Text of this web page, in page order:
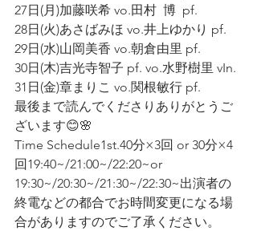
27日(月)加藤咲希 vo.田村  博  pf.
28日(火)あさばみほ vo.井上ゆかり pf.
29日(水)山岡美香 vo.朝倉由里 pf.
30日(木)吉光寺智子 pf. vo.水野樹里 vIn.
31日(金)章まりこ vo.関根敏行 pf.
最後まで読んでくださりありがとうご
ざいます😊🌸
Time Schedule1st.40分×3回 or 30分×4
回19:40~/21:00~/22:20~or
19:30~/20:30~/21:30~/22:30~出演者の
終電などの都合でお時間変更になる場
合がありますのでご了承ください。